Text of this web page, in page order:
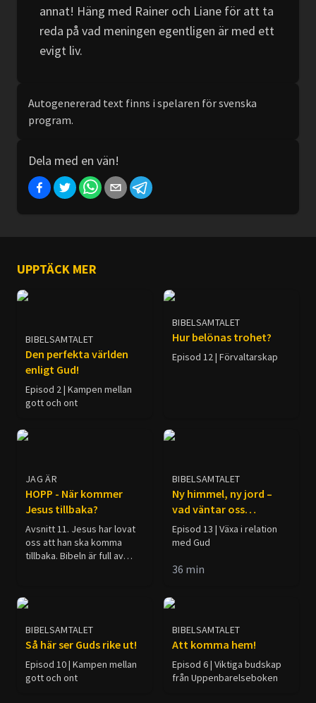
annat! Häng med Rainer och Liane för att ta
reda på vad meningen egentligen är med ett
evigt liv.
Autogenererad text finns i spelaren för svenska
program.
Dela med en vän!
UPPTÄCK MER
BIBELSAMTALET
Den perfekta världen
enligt Gud!
Episod 2 | Kampen mellan
gott och ont
BIBELSAMTALET
Hur belönas trohet?
Episod 12 | Förvaltarskap
JAG ÄR
HOPP - När kommer
Jesus tillbaka?
Avsnitt 11. Jesus har lovat
oss att han ska komma
tillbaka. Bibeln är full av
finns mer än 1 500 profetior
om att Jesus snart ska
varje profetia som handlar
om den första gången
Jesus kom till jorden finns
det åtta profetior om hans
BIBELSAMTALET
Ny himmel, ny jord –
vad väntar oss
egentligen?
Episod 13 | Växa i relation
med Gud
36 min
BIBELSAMTALET
Så här ser Guds rike ut!
Episod 10 | Kampen mellan
gott och ont
BIBELSAMTALET
Att komma hem!
Episod 6 | Viktiga budskap
från Uppenbarelseboken